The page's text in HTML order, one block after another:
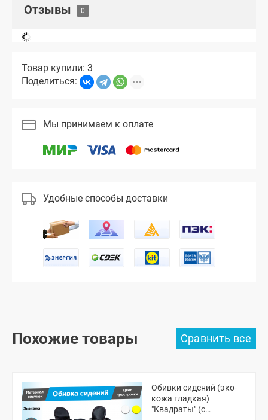
Отзывы
Товар купили: 3
Поделиться:
Мы принимаем к оплате
Удобные способы доставки
Похожие товары
Обивки сидений (эко-
кожа гладкая)
"Квадраты" (с